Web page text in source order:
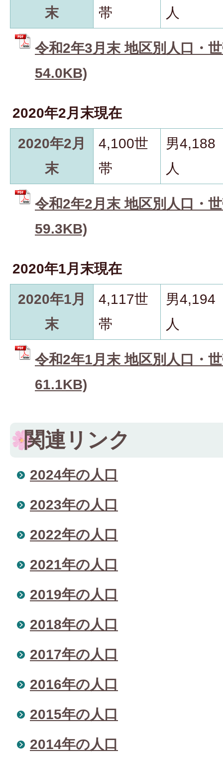
末 帯 人
令和2年3月末 地区別人口・
54.0KB)
2020年2月末現在
2020年2月
末
4,100世
帯
男4,188
人
令和2年2月末 地区別人口・
59.3KB)
2020年1月末現在
2020年1月
末
4,117世
帯
男4,194
人
令和2年1月末 地区別人口・
61.1KB)
関連リンク
2024年の人口
2023年の人口
2022年の人口
2021年の人口
2019年の人口
2018年の人口
2017年の人口
2016年の人口
2015年の人口
2014年の人口